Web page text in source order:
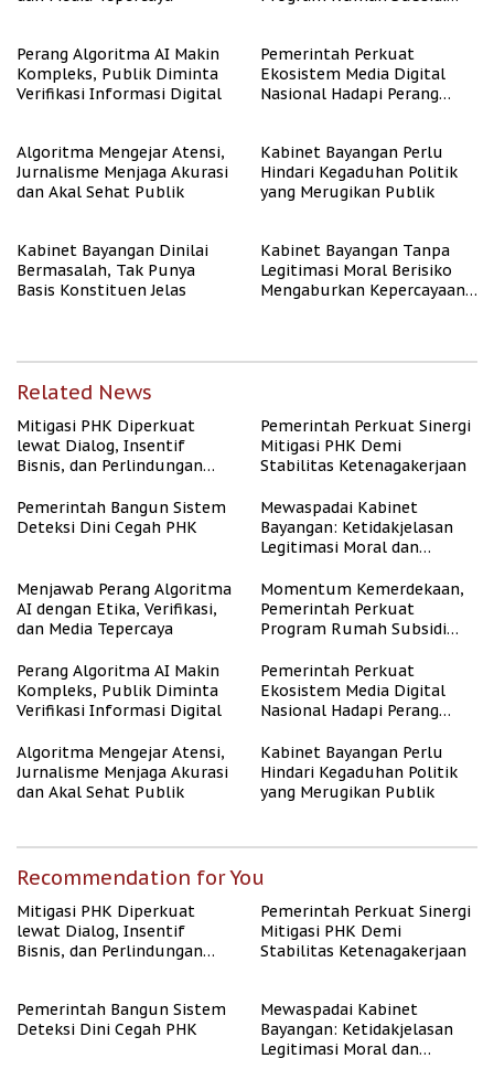
Perang Algoritma AI Makin
Kompleks, Publik Diminta
Verifikasi Informasi Digital
Pemerintah Perkuat
Ekosistem Media Digital
Nasional Hadapi Perang
Algoritma Mengejar Atensi,
Jurnalisme Menjaga Akurasi
dan Akal Sehat Publik
Kabinet Bayangan Perlu
Hindari Kegaduhan Politik
yang Merugikan Publik
Kabinet Bayangan Dinilai
Bermasalah, Tak Punya
Basis Konstituen Jelas
Kabinet Bayangan Tanpa
Legitimasi Moral Berisiko
Mengaburkan Kepercayaan
Related News
Mitigasi PHK Diperkuat
lewat Dialog, Insentif
Bisnis, dan Perlindungan
Pemerintah Perkuat Sinergi
Mitigasi PHK Demi
Stabilitas Ketenagakerjaan
Pemerintah Bangun Sistem
Deteksi Dini Cegah PHK
Mewaspadai Kabinet
Bayangan: Ketidakjelasan
Legitimasi Moral dan
Menjawab Perang Algoritma
AI dengan Etika, Verifikasi,
dan Media Tepercaya
Momentum Kemerdekaan,
Pemerintah Perkuat
Program Rumah Subsidi
Berpenghasilan Rendah
Perang Algoritma AI Makin
Kompleks, Publik Diminta
Verifikasi Informasi Digital
Pemerintah Perkuat
Ekosistem Media Digital
Nasional Hadapi Perang
Algoritma Mengejar Atensi,
Jurnalisme Menjaga Akurasi
dan Akal Sehat Publik
Kabinet Bayangan Perlu
Hindari Kegaduhan Politik
yang Merugikan Publik
Recommendation for You
Mitigasi PHK Diperkuat
lewat Dialog, Insentif
Bisnis, dan Perlindungan
Pemerintah Perkuat Sinergi
Mitigasi PHK Demi
Stabilitas Ketenagakerjaan
Pemerintah Bangun Sistem
Deteksi Dini Cegah PHK
Mewaspadai Kabinet
Bayangan: Ketidakjelasan
Legitimasi Moral dan